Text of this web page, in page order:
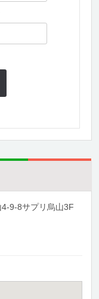
9-8サプリ烏山3F